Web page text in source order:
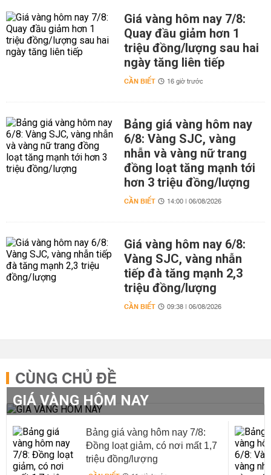
Giá vàng hôm nay 7/8:
Quay đầu giảm hơn 1
triệu đồng/lượng sau hai
ngày tăng liên tiếp
CẦN BIẾT 16 giờ trước
Bảng giá vàng hôm nay
6/8: Vàng SJC, vàng
nhẫn và vàng nữ trang
đồng loạt tăng mạnh tới
hơn 3 triệu đồng/lượng
CẦN BIẾT 14:00 | 06/08/2026
Giá vàng hôm nay 6/8:
Vàng SJC, vàng nhẫn
tiếp đà tăng mạnh 2,3
triệu đồng/lượng
CẦN BIẾT 09:38 | 06/08/2026
CÙNG CHỦ ĐỀ
GIÁ VÀNG HÔM NAY
Bảng giá vàng hôm nay 7/8:
Đồng loạt giảm, có nơi mất 1,7
triệu đồng/lượng